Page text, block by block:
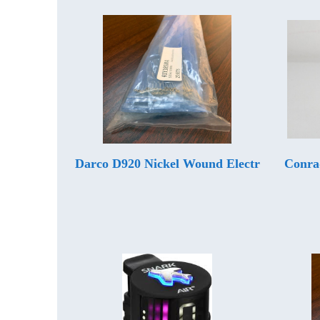
Darco D920 Nickel Wound Electr